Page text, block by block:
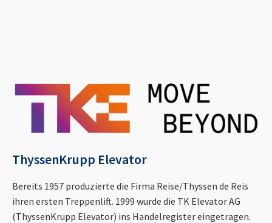
ThyssenKrupp Elevator
Bereits 1957 produzierte die Firma Reise/Thyssen de Reis
ihren ersten Treppenlift. 1999 wurde die TK Elevator AG
(ThyssenKrupp Elevator) ins Handelregister eingetragen.